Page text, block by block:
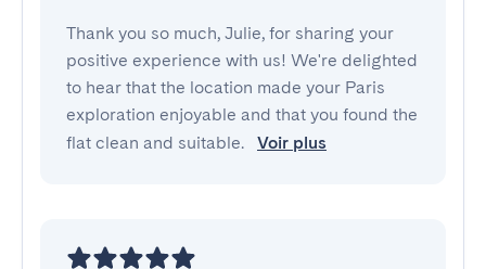
Thank you so much, Julie, for sharing your
positive experience with us! We're delighted
to hear that the location made your Paris
exploration enjoyable and that you found the
flat clean and suitable.
Voir plus